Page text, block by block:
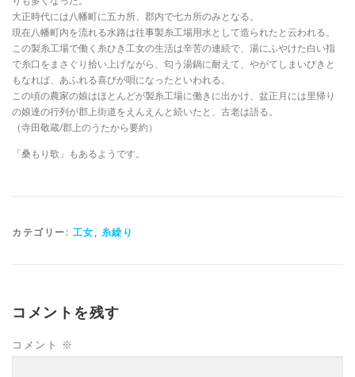
大正時代には八幡町に五カ所、郡内で七カ所のみとなる。
現在八幡町内を流れる水路は往事製糸工場用水として造られたと云われる。
この製糸工場で働く糸ひき工女の生活は辛苦の連続で、湯にふやけた白い指
で糸口をまさぐり拾い上げながら、匂う湯鍋に耐えて、やがてしまいびきと
もなれば、あふれる喜びが唄になったといわれる。
この頃の農家の娘はほとんどが製糸工場に働きに出かけ、盆正月には里帰り
の娘達の行列が郡上街道をえんえんと続いたと、古老は語る。
（寺田敬蔵/郡上のうたから要約）
「桑もり歌」もあるようです。
カテゴリー: 工女, 糸繰り
コメントを残す
コメント ※